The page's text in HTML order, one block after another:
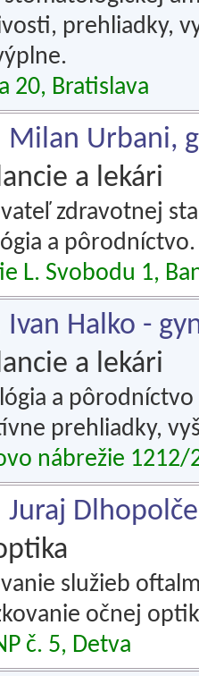
prehliadky,
20, Bratislava
Milan Urbani,
a lekári
zdravotnej
a pôrodníctvo.
L. Svobodu 1,
Ivan Halko -
a lekári
a
prehliadky,
nábrežie
Juraj
služieb
očnej
č. 5, Detva